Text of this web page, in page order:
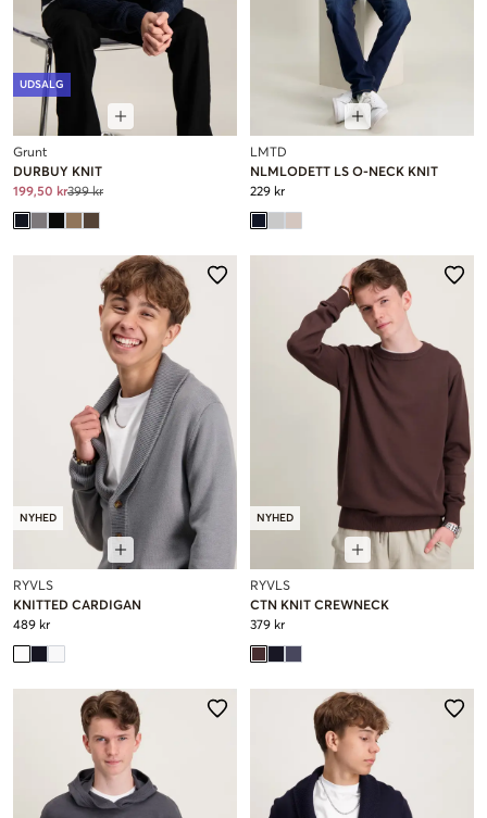
UDSALG
Grunt
DURBUY KNIT
199,50 kr399 kr
LMTD
NLMLODETT LS O-NECK KNIT
229 kr
NYHED
RYVLS
KNITTED CARDIGAN
489 kr
NYHED
RYVLS
CTN KNIT CREWNECK
379 kr